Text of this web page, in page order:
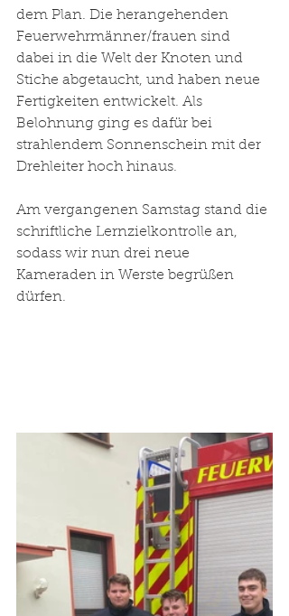
dem Plan. Die herangehenden
Feuerwehrmänner/frauen sind
dabei in die Welt der Knoten und
Stiche abgetaucht, und haben neue
Fertigkeiten entwickelt. Als
Belohnung ging es dafür bei
strahlendem Sonnenschein mit der
Drehleiter hoch hinaus.
Am vergangenen Samstag stand die
schriftliche Lernzielkontrolle an,
sodass wir nun drei neue
Kameraden in Werste begrüßen
dürfen.